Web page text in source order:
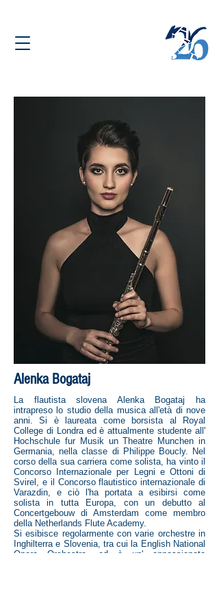
Alenka Bogataj
La flautista slovena Alenka Bogataj ha
intrapreso lo studio della musica all'età di nove
anni. Si è laureata come borsista al Royal
College di Londra ed è attualmente studente all'
Hochschule fur Musik un Theatre Munchen in
Germania, nella classe di Philippe Boucly. Nel
corso della sua carriera come solista, ha vinto il
Concorso Internazionale per Legni e Ottoni di
Svirel, e il Concorso flautistico internazionale di
Varazdin, e ciò l'ha portata a esibirsi come
solista in tutta Europa, con un debutto al
Concertgebouw di Amsterdam come membro
della Netherlands Flute Academy.
Si esibisce regolarmente con varie orchestre in
Inghilterra e Slovenia, tra cui la English National
Opera Orchestra, ed è un' appassionata